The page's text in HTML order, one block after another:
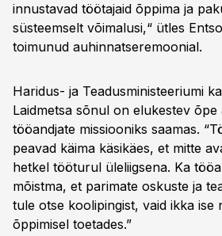
innustavad töötajaid õppima ja
süsteemselt võimalusi,“ ütles
toimunud auhinnatseremoonial.
Haridus- ja Teadusministeeriumi
Laidmetsa sõnul on elukestev õpe
tööandjate missiooniks saamas.
peavad käima käsikäes, et mitte
hetkel tööturul üleliigsena. Ka
mõistma, et parimate oskuste ja
tule otse koolipingist, vaid ikka ise
õppimisel toetades.”